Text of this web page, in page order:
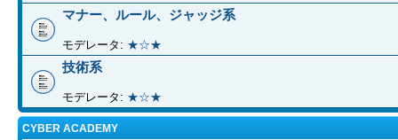
マナー、ルール、ジャッジ系
モデレータ: ★☆★
技術系
モデレータ: ★☆★
CYBER ACADEMY